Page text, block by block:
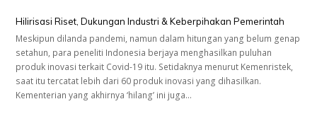
Hilirisasi Riset, Dukungan Industri & Keberpihakan Pemerintah
Meskipun dilanda pandemi, namun dalam hitungan yang belum genap
setahun, para peneliti Indonesia berjaya menghasilkan puluhan
produk inovasi terkait Covid-19 itu. Setidaknya menurut Kemenristek,
saat itu tercatat lebih dari 60 produk inovasi yang dihasilkan.
Kementerian yang akhirnya ‘hilang’ ini juga…